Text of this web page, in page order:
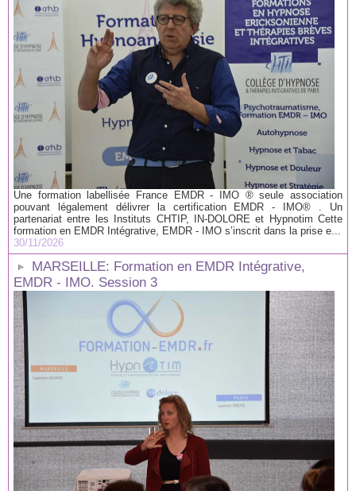
Une formation labellisée France EMDR - IMO ® seule association
pouvant légalement délivrer la certification EMDR - IMO® . Un
partenariat entre les Instituts CHTIP, IN-DOLORE et Hypnotim Cette
formation en EMDR Intégrative, EMDR - IMO s’inscrit dans la prise e...
30/11/2026
MARSEILLE: Formation en EMDR Intégrative,
EMDR - IMO. Session 3